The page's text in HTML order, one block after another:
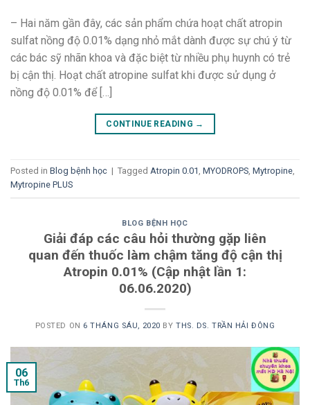
– Hai năm gần đây, các sản phẩm chứa hoạt chất atropin
sulfat nồng độ 0.01% dạng nhỏ mắt dành được sự chú ý từ
các bác sỹ nhãn khoa và đặc biệt từ nhiều phụ huynh có trẻ
bị cận thị. Hoạt chất atropine sulfat khi được sử dụng ở
nồng độ 0.01% để […]
CONTINUE READING →
Posted in Blog bệnh học | Tagged Atropin 0.01, MYODROPS, Mytropine,
Mytropine PLUS
BLOG BỆNH HỌC
Giải đáp các câu hỏi thường gặp liên
quan đến thuốc làm chậm tăng độ cận thị
Atropin 0.01% (Cập nhật lần 1:
06.06.2020)
POSTED ON 6 THÁNG SÁU, 2020 BYTHS. DS. TRẦN HẢI ĐÔNG
06
Th6